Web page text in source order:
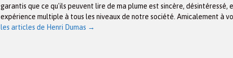
garantis que ce qu'ils peuvent lire de ma plume est sincère, désintéressé,
expérience multiple à tous les niveaux de notre société. Amicalement à
les articles de Henri Dumas →